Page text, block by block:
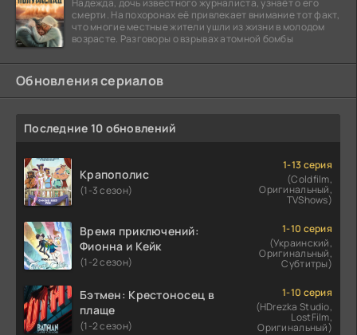
Надежда, дочь известного журналиста, узнаёт о его
смерти. На похоронах её привлекает внимание тот факт,
что многие местные жители ушли из жизни в молодом
возрасте. Разговоры о взрывах атомной бомбы
Обновления сериалов
Последние 10 обновлений
Крапополис
(1-3 сезон)
1-13 серия
(Coldfilm,
Оригинальный,
TVShows)
Время приключений:
Фионна и Кейк
(1-2 сезон)
1-10 серия
(Украинский,
Оригинальный,
Субтитры)
Бэтмен: Крестоносец в
плаще
(1-2 сезон)
1-10 серия
(HDrezka Studio,
LostFilm,
Оригинальный)